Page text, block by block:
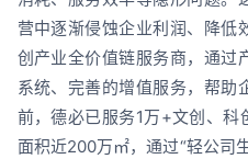
营中逐渐侵蚀企业利润、降低
创产业全价值链服务商，通过
系统、完善的增值服务，帮助
前，德必已服务1万+文创、
面积近200万㎡，通过“轻公司